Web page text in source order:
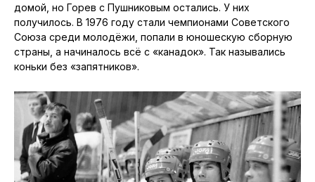
домой, но Горев с Пушниковым остались. У них
получилось. В 1976 году стали чемпионами Советского
Союза среди молодёжи, попали в юношескую сборную
страны, а начиналось всё с «канадок». Так назывались
коньки без «запятников».